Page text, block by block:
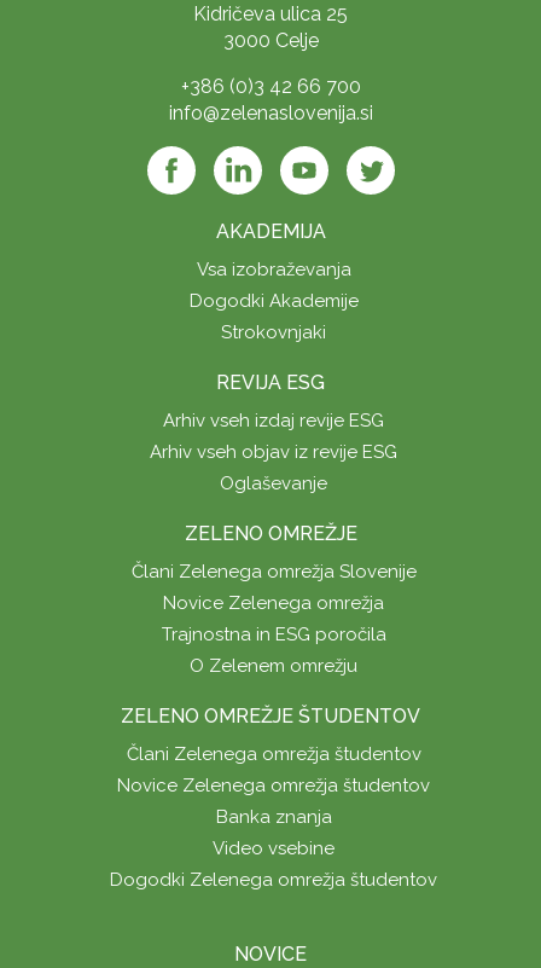
Kidričeva ulica 25
3000 Celje
+386 (0)3 42 66 700
info@zelenaslovenija.si
AKADEMIJA
Vsa izobraževanja
Dogodki Akademije
Strokovnjaki
REVIJA ESG
Arhiv vseh izdaj revije ESG
Arhiv vseh objav iz revije ESG
Oglaševanje
ZELENO OMREŽJE
Člani Zelenega omrežja Slovenije
Novice Zelenega omrežja
Trajnostna in ESG poročila
O Zelenem omrežju
ZELENO OMREŽJE ŠTUDENTOV
Člani Zelenega omrežja študentov
Novice Zelenega omrežja študentov
Banka znanja
Video vsebine
Dogodki Zelenega omrežja študentov
NOVICE